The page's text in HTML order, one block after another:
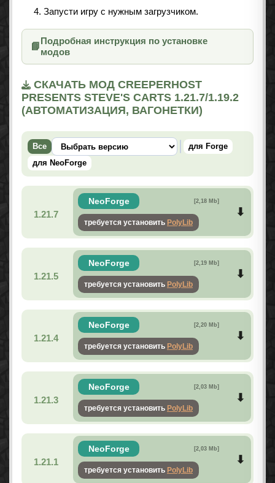
Запусти игру с нужным загрузчиком.
📘
Подробная инструкция по установке
модов
СКАЧАТЬ МОД CREEPERHOST
PRESENTS STEVE'S CARTS 1.21.7/1.19.2
(АВТОМАТИЗАЦИЯ, ВАГОНЕТКИ)
Все
для Forge
для NeoForge
1.21.7
NeoForge [2,18 Mb]
требуется установить PolyLib
1.21.5
NeoForge [2,19 Mb]
требуется установить PolyLib
1.21.4
NeoForge [2,20 Mb]
требуется установить PolyLib
1.21.3
NeoForge [2,03 Mb]
требуется установить PolyLib
1.21.1
NeoForge [2,03 Mb]
требуется установить PolyLib